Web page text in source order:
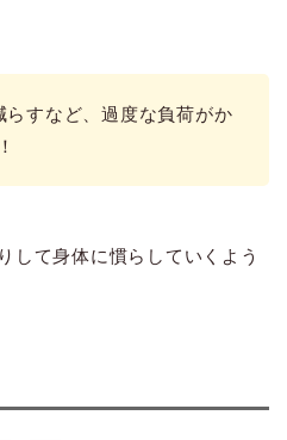
すなど、過度な負荷がか
して身体に慣らしていくよう